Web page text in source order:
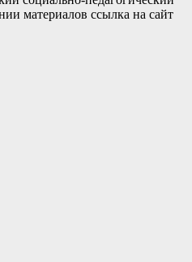
материалов ссылка на сайт